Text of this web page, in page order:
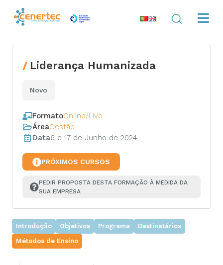
Liderança Humanizada
Novo
FormatoOnline/Live
ÁreaGestão
Data6 e 17 de Junho de 2024
PRÓXIMOS CURSOS
PEDIR PROPOSTA DESTA FORMAÇÃO À MEDIDA DA
SUA EMPRESA
Introdução Objetivos Programa
Destinatários
Métodos de Ensino